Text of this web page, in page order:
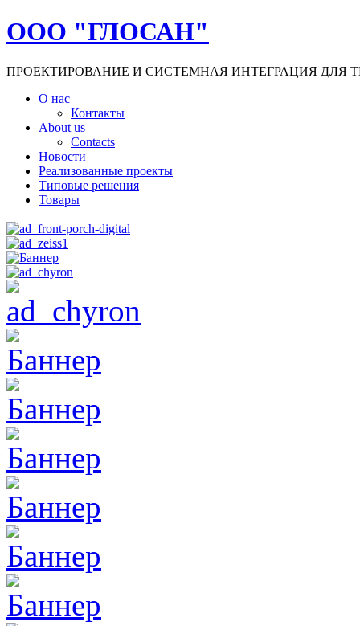
ООО "ГЛОСАН"
ПРОЕКТИРОВАНИЕ И СИСТЕМНАЯ ИНТЕГРАЦИЯ ДЛЯ
О нас
Контакты
About us
Contacts
Новости
Реализованные проекты
Типовые решения
Товары